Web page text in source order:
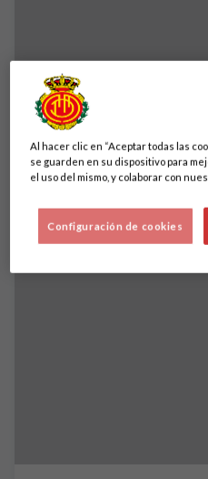
Nuestro torneo,
historia
CLUB
Al hacer clic en “Aceptar todas las
se guarden en su dispositivo para
el uso del mismo, y colaborar con
Configuración de cookies